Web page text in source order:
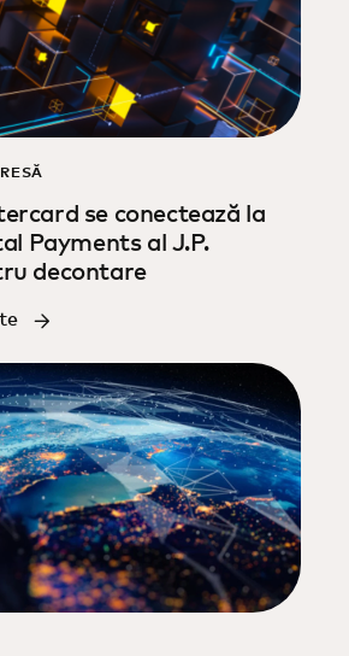
se conectează la
Payments al J.P.
decontare